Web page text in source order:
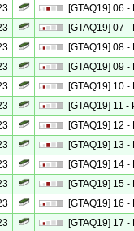
[GTAQ19] 06
[GTAQ19] 07
[GTAQ19] 08
[GTAQ19] 09
[GTAQ19] 10
[GTAQ19] 11
[GTAQ19] 12
[GTAQ19] 13
[GTAQ19] 14
[GTAQ19] 15
[GTAQ19] 16
[GTAQ19] 17